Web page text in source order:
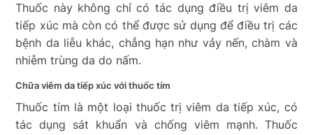
Thuốc này không chỉ có tác dụng điều trị viêm da
tiếp xúc mà còn có thể được sử dụng để điều trị các
bệnh da liễu khác, chẳng hạn như vảy nến, chàm và
nhiễm trùng da do nấm.
Chữa viêm da tiếp xúc với thuốc tím
Thuốc tím là một loại thuốc trị viêm da tiếp xúc, có
tác dụng sát khuẩn và chống viêm mạnh. Thuốc